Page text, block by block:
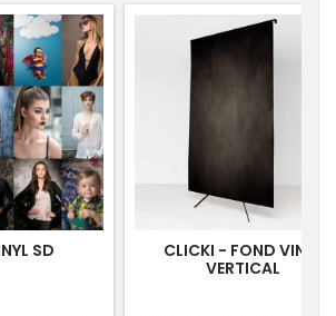
SD
CLICKI - FOND VINYL
VERTICAL